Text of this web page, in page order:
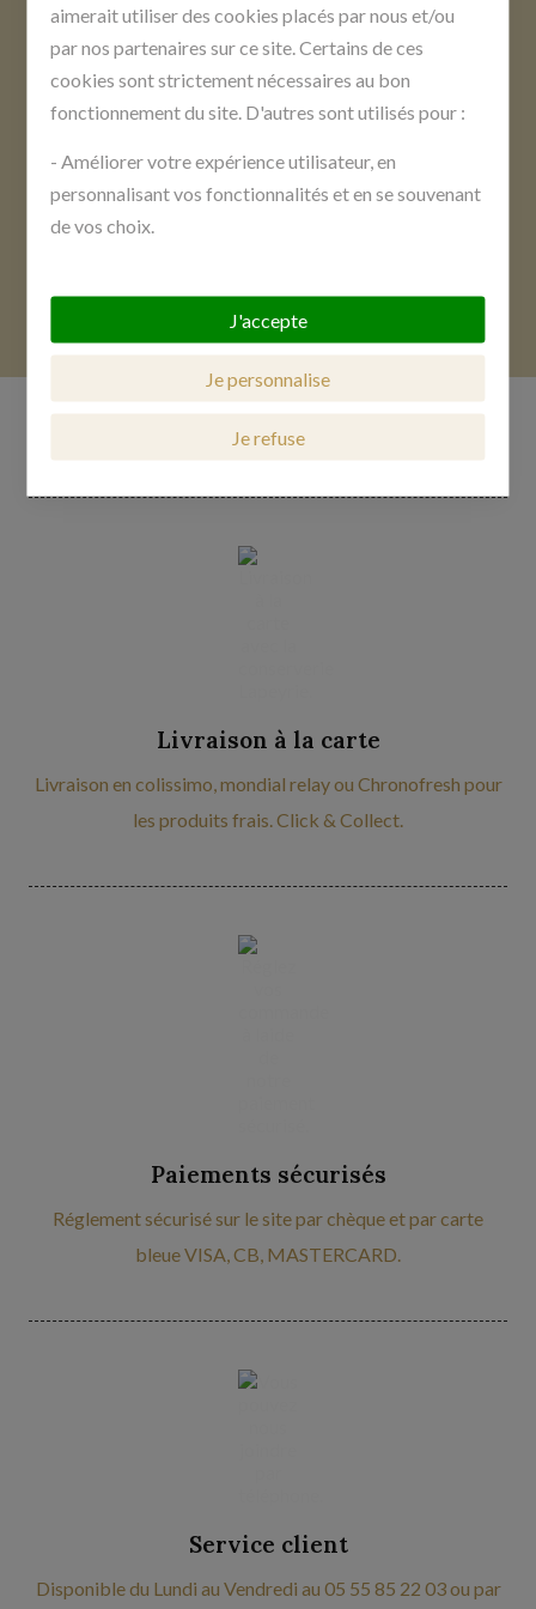
Une question sur nos produits ? Et vous n’avez pas
trouvé la réponse dansnotre foire aux questions
Contactez-nous rapidement par téléphone au 05 55
85 22 03 ou vianotre formulaire de contact.
Livraison à la carte
Livraison en colissimo, mondial relay ou Chronofresh pour
les produits frais. Click & Collect.
Paiements sécurisés
Réglement sécurisé sur le site par chèque et par carte
bleue VISA, CB, MASTERCARD.
Service client
Disponible du Lundi au Vendredi au 05 55 85 22 03 ou par
aimerait utiliser des cookies placés par nous et/ou
par nos partenaires sur ce site. Certains de ces
cookies sont strictement nécessaires au bon
fonctionnement du site. D'autres sont utilisés pour :
- Améliorer votre expérience utilisateur, en
personnalisant vos fonctionnalités et en se souvenant
de vos choix.
Votre consentement à l'installation de cookies non
strictement nécessaires est libre et peut être retiré
ou donné à tout moment en vous rendant sur
J'accepte
Je personnalise
Je refuse